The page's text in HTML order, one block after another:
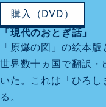
購入（DVD）
「現代のおとぎ話」
「原爆の図」の絵本
世界数十ヵ国で翻訳
いた。これは「ひろ
る。